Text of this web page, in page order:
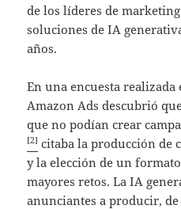
de los líderes de
soluciones de IA
años.
En una encuesta realizada
Amazon Ads descubrió
que no podían crear
[2] citaba la producción de
y la elección de un
mayores retos. La IA
anunciantes a producir,